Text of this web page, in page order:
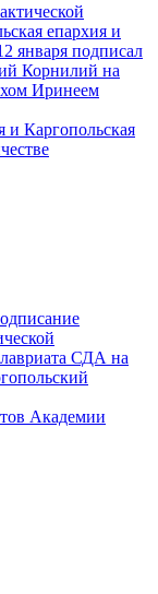
епархия и
января подписал
Корнилий на
Иринеем
и Каргопольская
СДА на
Академии